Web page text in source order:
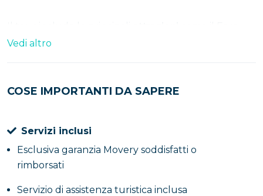
con i suoi edifici pubblici, le celebri terme, i teatri noti
domus e ai suggestivi calchi in gesso delle vittime. Al
infine, ci sarà il ritorno a Napoli previsto intorno alle
14:00.
Vedi altro
COSE IMPORTANTI DA SAPERE
Servizi inclusi
Esclusiva garanzia Movery soddisfatti o
rimborsati
Servizio di assistenza turistica inclusa